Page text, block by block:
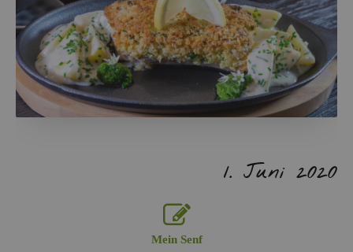
Anmelden
1. Juni 2020
Mein Senf